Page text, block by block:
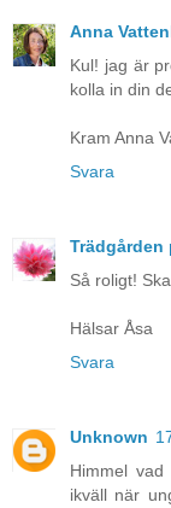
Anna
Kul! jag är
kolla in din
Kram Anna
Svara
Trädgården
Så roligt!
Hälsar Åsa
Svara
Unknown
Himmel
ikväll när